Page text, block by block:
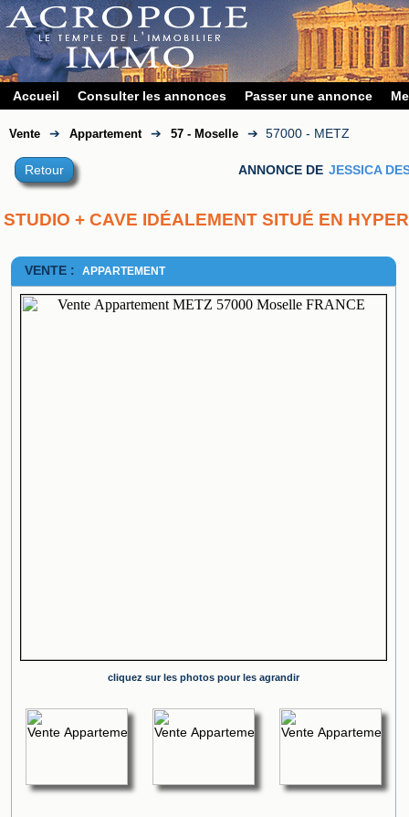
Accueil Consulter les annonces Passer une annonce
Vente ➔ Appartement ➔ 57 - Moselle ➔ 57000 - METZ
Retour ANNONCE DE JESSICA
STUDIO + CAVE IDÉALEMENT SITUÉ EN
VENTE : APPARTEMENT
cliquez sur les photos pour les agrandir